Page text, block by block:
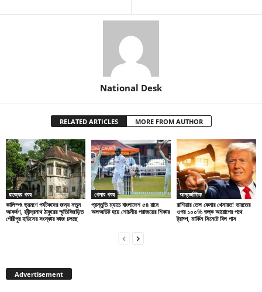
National Desk
RELATED ARTICLES MORE FROM AUTHOR
রাজ্যের খবর
কালিম্পং ভ্রমণে পর্যটকদের জন্য নতুন
আকর্ষণ, রবীন্দ্রনাথ ঠাকুরের স্মৃতিবিজড়িত
গৌরীপুর হাউসের সংস্কার কাজ চলছে
খেলার খবর
প্রস্তুতি ম্যাচে বাংলাদেশ ৫৪ রানে
অলআউট হয়ে শোচনীয় পরাজয়ের শিকার
আন্তর্জাতিক
রাশিয়ার তেল কেনার খেসারত! ভারতের
ওপর ১০০% শুল্ক আরোপের পথে
ট্রাম্প, মার্কিন সিনেটে বিল পাস
Advertisement